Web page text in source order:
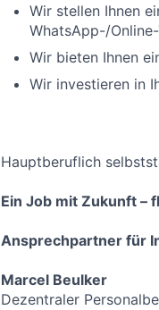
Wir stellen Ihnen
WhatsApp-/
Wir bieten Ihnen
Wir investieren in
Hauptberuflich
Ein Job mit Zukunft –
Ansprechpartner für
Marcel Beulker
Dezentraler